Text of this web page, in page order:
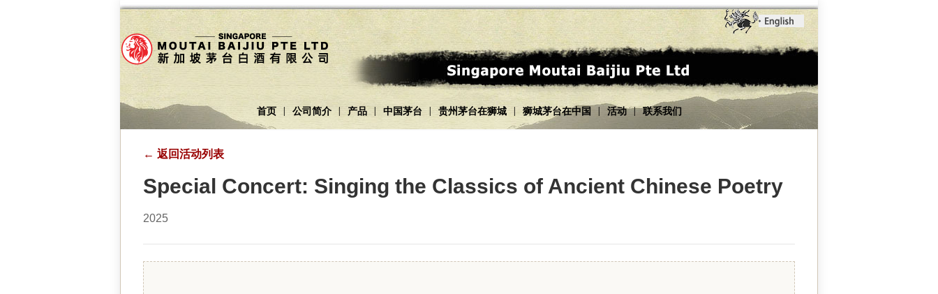
首页 | 公司简介 | 产品 | 中国茅台 | 贵州茅台在狮城 | 狮城茅台在中国 | 活动 | 联系我们
← 返回活动列表
Special Concert: Singing the Classics of Ancient Chinese Poetry
2025